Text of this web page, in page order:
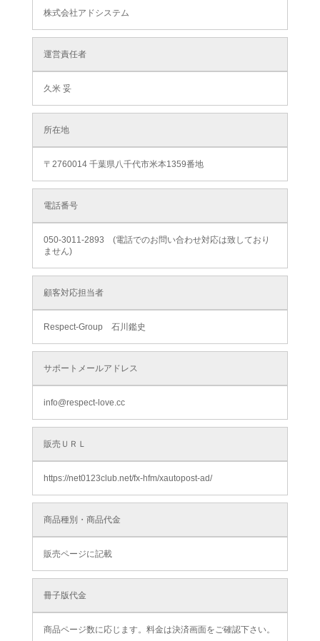
株式会社アドシステム
運営責任者
久米 妥
所在地
〒2760014 千葉県八千代市米本1359番地
電話番号
050-3011-2893 (電話でのお問い合わせ対応は致しており
ません)
顧客対応担当者
Respect-Group 石川鑑史
サポートメールアドレス
info@respect-love.cc
販売ＵＲＬ
https://net0123club.net/fx-hfm/xautopost-ad/
商品種別・商品代金
販売ページに記載
冊子版代金
商品ページ数に応じます。料金は決済画面をご確認下さい。